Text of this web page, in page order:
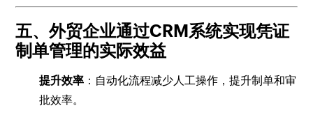
五、外贸企业通过CRM系统实现凭证
制单管理的实际效益
提升效率 ：自动化流程减少人工操作，提升制单和审
批效率。